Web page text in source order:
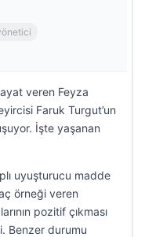
veren Feyza
Faruk Turgut’un
İşte yaşanan
uyuşturucu madde
örneği veren
pozitif çıkması
Benzer durumu